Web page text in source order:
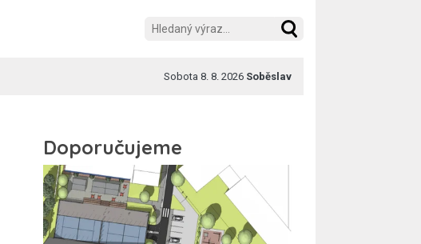
Sobota 8. 8. 2026 Soběslav